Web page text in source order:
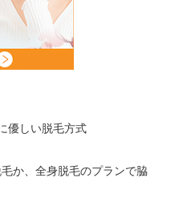
優しい脱毛方式
か、全身脱毛のプランで脇